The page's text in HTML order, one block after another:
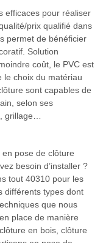
efficaces pour réaliser
prix qualifié dans
permet de bénéficier
Solution
coût, le PVC est
le choix du matériau
sont capables de
selon ses
grillage…
en pose de clôture
besoin d’installer ?
tout 40310 pour les
différents types dont
que nous
place de manière
en bois, clôture